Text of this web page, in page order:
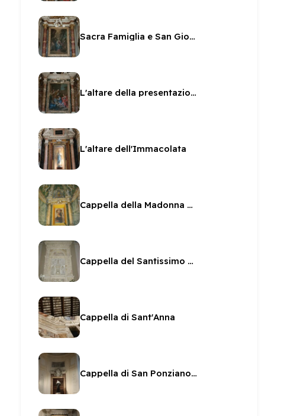
Sacra Famiglia e San Gioacchino
L'altare della presentazione al Tempio
L'altare dell'Immacolata
Cappella della Madonna del latte a San Gregorio
Cappella del Santissimo Sacramento a San Gregorio
Cappella di Sant'Anna
Cappella di San Ponziano con Santa Rita